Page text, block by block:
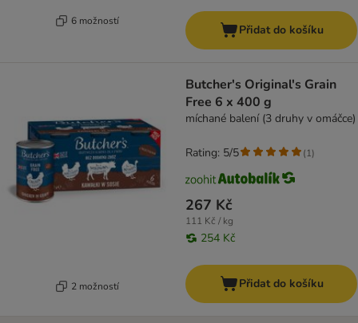
6 možností
Přidat do košíku
2 možností
Butcher's Original's Grain
Free 6 x 400 g
míchané balení (3 druhy v omáčce)
267 Kč
111 Kč / kg
254 Kč
Rating: 5/5 (1)
Přidat do košíku